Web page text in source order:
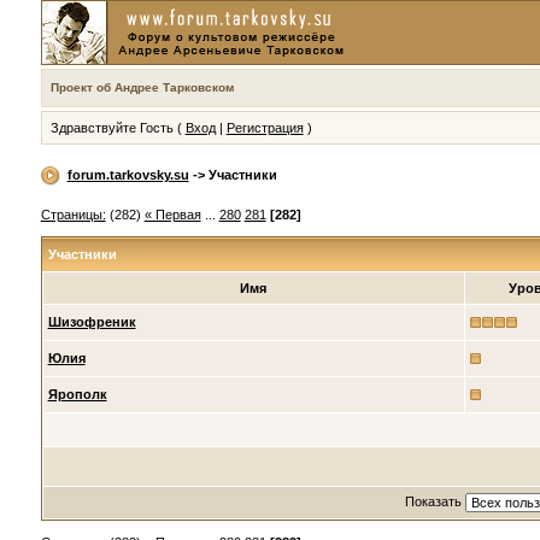
Проект об Андрее Тарковском
Здравствуйте Гость ( Вход| Регистрация)
forum.tarkovsky.su -> Участники
Страницы: (282) « Первая... 280 281 [282]
Участники
Имя
Шизофреник
Юлия
Ярополк
Показать